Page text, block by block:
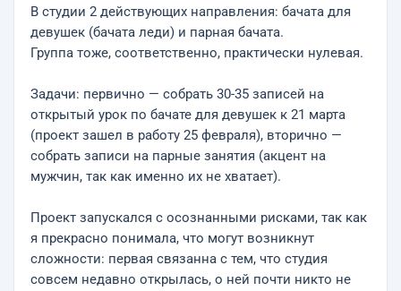
В студии 2 действующих направления: бачата для
девушек (бачата леди) и парная бачата.
Группа тоже, соответственно, практически нулевая.
Задачи: первично — собрать 30-35 записей на
открытый урок по бачате для девушек к 21 марта
(проект зашел в работу 25 февраля), вторично —
собрать записи на парные занятия (акцент на
мужчин, так как именно их не хватает).
Проект запускался с осознанными рисками, так как
я прекрасно понимала, что могут возникнут
сложности: первая связанна с тем, что студия
совсем недавно открылась, о ней почти никто не